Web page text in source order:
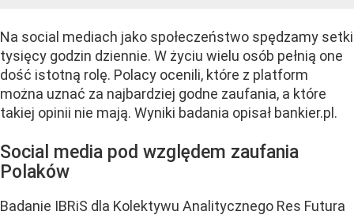
Na social mediach jako społeczeństwo spędzamy setki
tysięcy godzin dziennie. W życiu wielu osób pełnią one
dość istotną rolę. Polacy ocenili, które z platform
można uznać za najbardziej godne zaufania, a które
takiej opinii nie mają. Wyniki badania opisał bankier.pl.
Social media pod względem zaufania
Polaków
Badanie IBRiS dla Kolektywu Analitycznego Res Futura